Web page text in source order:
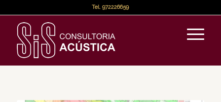
Tel.972226659